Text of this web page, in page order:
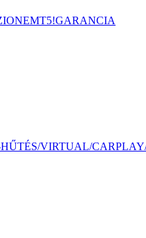
HŰTÉS/VIRTUAL/